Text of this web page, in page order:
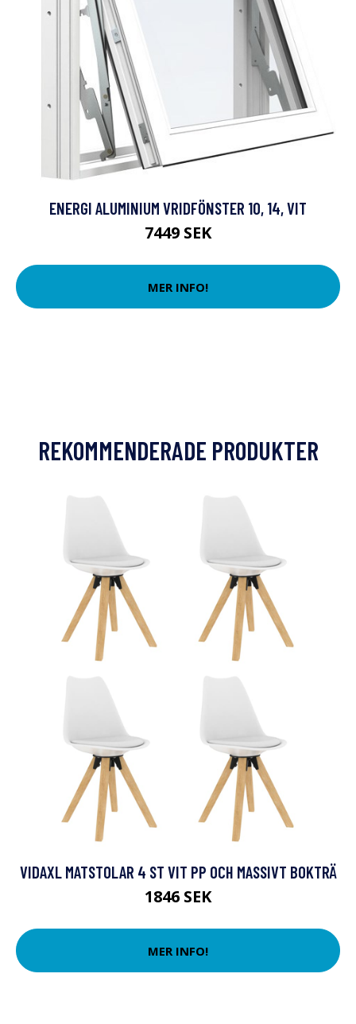
ENERGI ALUMINIUM VRIDFÖNSTER 10, 14, VIT
7449 SEK
MER INFO!
REKOMMENDERADE PRODUKTER
VIDAXL MATSTOLAR 4 ST VIT PP OCH MASSIVT BOKTRÄ
1846 SEK
MER INFO!